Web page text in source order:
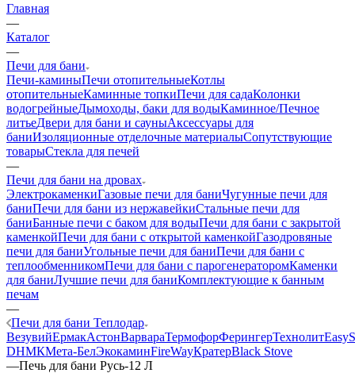
Главная
—
Каталог
—
Печи для бани
Печи-каминыПечи отопительныеКотлы
отопительныеКаминные топкиПечи для садаКолонки
водогрейныеДымоходы, баки для водыКаминное/Печное
литьеДвери для бани и сауныАксессуары для
баниИзоляционные отделочные материалыСопутствующие
товарыСтекла для печей
—
Печи для бани на дровах
ЭлектрокаменкиГазовые печи для баниЧугунные печи для
баниПечи для бани из нержавейкиСтальные печи для
баниБанные печи с баком для водыПечи для бани с закрытой
каменкойПечи для бани с открытой каменкойГазодровяные
печи для баниУгольные печи для баниПечи для бани с
теплообменникомПечи для бани с парогенераторомКаменки
для баниЛучшие печи для баниКомплектующие к банным
печам
—
Печи для бани Теплодар
ВезувийЕрмакАстонВарвараТермофорФерингерТехнолит
DНМКМета-БелЭкокаминFireWayКратерBlack Stove
—Печь для бани Русь-12 Л